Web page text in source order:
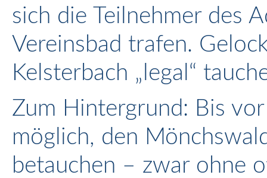
sich die Teilnehmer des
Vereinsbad trafen.
Kelsterbach „legal“
Zum Hintergrund: Bis
möglich, den
betauchen – zwar ohne